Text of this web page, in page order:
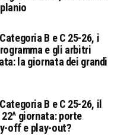
B e C 25-26, i
e gli arbitri
la giornata dei grandi
B e C 25-26, il
giornata: porte
off e play-out?